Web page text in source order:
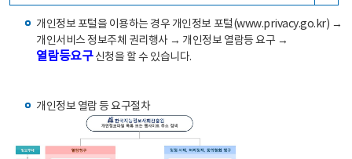
개인정보 포털을 이용하는 경우 개인정보 포털(www.privacy.go.kr) →
개인서비스 정보주체 권리행사 → 개인정보 열람등 요구 →
열람등요구신청을 할 수 있습니다.
개인정보 열람 등 요구절차